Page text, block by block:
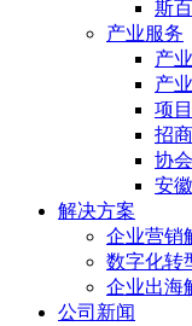
斯
产业服务
产
产
项
招
协
安
解决方案
企业营销
数字化转
企业出海
公司新闻